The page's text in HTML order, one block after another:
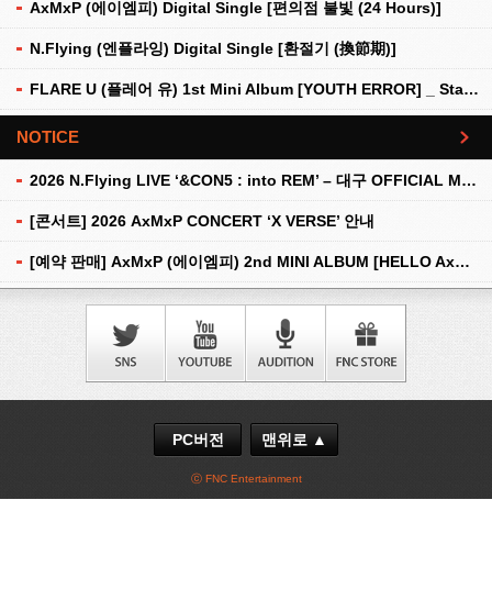
AxMxP (에이엠피) Digital Single [편의점 불빛 (24 Hours)]
N.Flying (엔플라잉) Digital Single [환절기 (換節期)]
FLARE U (플레어 유) 1st Mini Album [YOUTH ERROR] _ Stationery Kit Ver.
NOTICE
2026 N.Flying LIVE ‘&CON5 : into REM’ – 대구 OFFICIAL MD 현장 판매 안내
[콘서트] 2026 AxMxP CONCERT ‘X VERSE’ 안내
[예약 판매] AxMxP (에이엠피) 2nd MINI ALBUM [HELLO AxMxP] 예약 판매 안내
더보기
PC버전 맨위로 ▲
ⓒ FNC Entertainment